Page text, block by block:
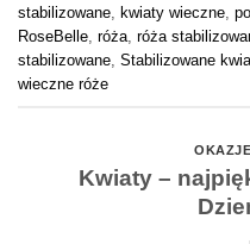
stabilizowane, kwiaty wieczne,
RoseBelle, róża, róża
stabilizowane, Stabilizowane
wieczne róże
Kwiaty –